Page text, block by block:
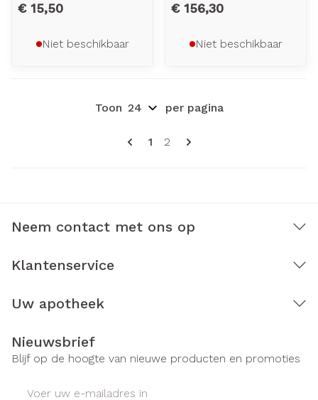
€ 15,50
Niet beschikbaar
€ 156,30
Niet beschikbaar
Pagina's
U lees momenteel pagina
1 Pagina
2
Toon per pagina
Neem contact met ons op
Klantenservice
Uw apotheek
Nieuwsbrief
Blijf op de hoogte van nieuwe producten en promoties